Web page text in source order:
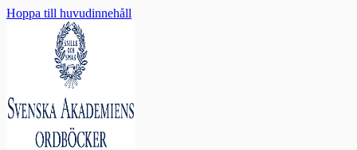
Hoppa till huvudinnehåll